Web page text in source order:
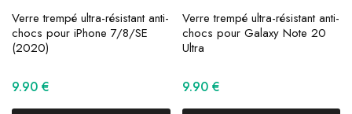
Verre trempé ultra-résistant anti-
chocs pour iPhone 7/8/SE
(2020)
9.90 €
Verre trempé ultra-résistant anti-
chocs pour Galaxy Note 20
Ultra
9.90 €